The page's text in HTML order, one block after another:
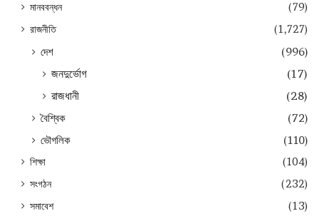
মানববন্ধন
(79)
রাজনীতি
(1,727)
দেশ
(996)
জনদুর্ভোগ
(17)
রাজধানী
(28)
বৈশ্বিক
(72)
ভৌগলিক
(110)
শিক্ষা
(104)
সংগঠন
(232)
সমাবেশ
(13)